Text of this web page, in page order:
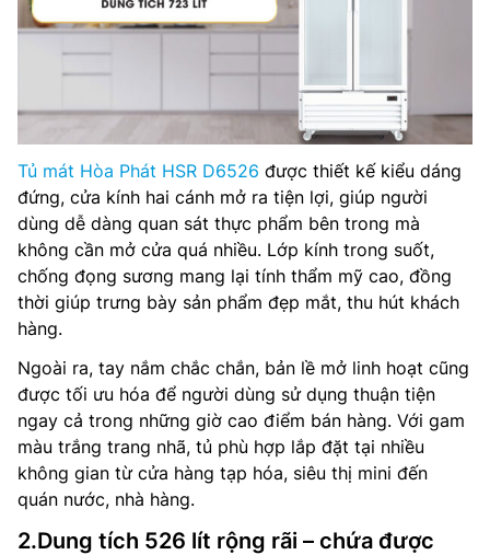
Tủ mát Hòa Phát HSR D6526 được thiết kế kiểu dáng
đứng, cửa kính hai cánh mở ra tiện lợi, giúp người
dùng dễ dàng quan sát thực phẩm bên trong mà
không cần mở cửa quá nhiều. Lớp kính trong suốt,
chống đọng sương mang lại tính thẩm mỹ cao, đồng
thời giúp trưng bày sản phẩm đẹp mắt, thu hút khách
hàng.
Ngoài ra, tay nắm chắc chắn, bản lề mở linh hoạt cũng
được tối ưu hóa để người dùng sử dụng thuận tiện
ngay cả trong những giờ cao điểm bán hàng. Với gam
màu trắng trang nhã, tủ phù hợp lắp đặt tại nhiều
không gian từ cửa hàng tạp hóa, siêu thị mini đến
quán nước, nhà hàng.
2.Dung tích 526 lít rộng rãi – chứa được